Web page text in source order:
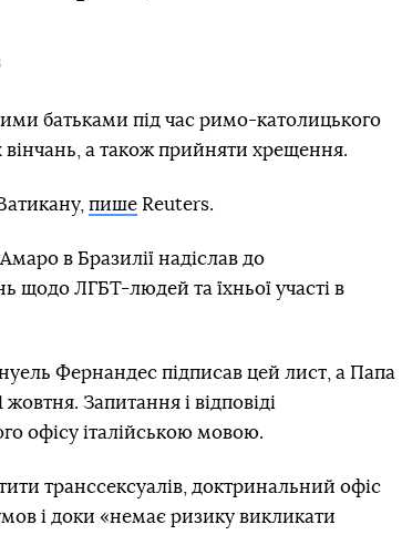
батьками під час римо-католицького
вінчань, а також прийняти хрещення.
пише Reuters.
в Бразилії надіслав до
щодо ЛГБТ-людей та їхньої участі в
Фернандес підписав цей лист, а Папа
Запитання і відповіді
офісу італійською мовою.
транссексуалів, доктринальний офіс
і доки «немає ризику викликати